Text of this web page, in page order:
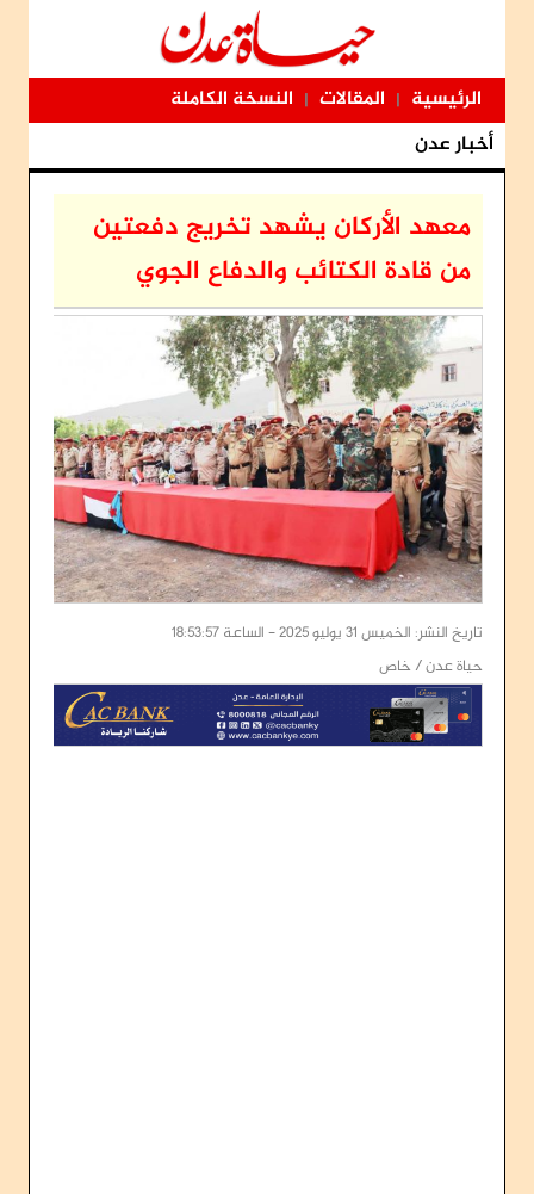
الرئيسية | المقالات | النسخة الكاملة
أخبار عدن
معهد الأركان يشهد تخريج دفعتين
من قادة الكتائب والدفاع الجوي
تاريخ النشر: الخميس 31 يوليو 2025 - الساعة 18:53:57
حياة عدن / خاص